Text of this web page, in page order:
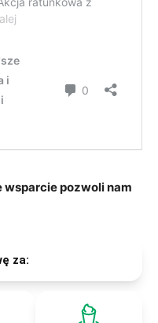
wsparcie pozwoli nam
za: